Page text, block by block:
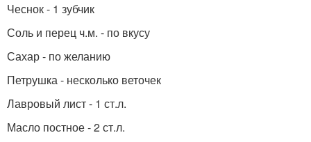
Чеснок - 1 зубчик
Соль и перец ч.м. - по вкусу
Сахар - по желанию
Петрушка - несколько веточек
Лавровый лист - 1 ст.л.
Масло постное - 2 ст.л.